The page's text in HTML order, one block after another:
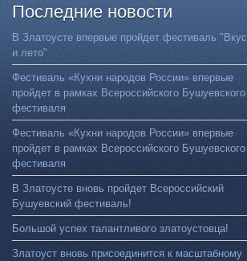
Последние новости
В Златоусте впервые пройдет фестиваль "Вкус
и лето"
Фестиваль «Кухни народов России» впервые
пройдет в рамках Всероссийского Бушуевского
фестиваля
Фестиваль «Кухни народов России» впервые
пройдет в рамках Всероссийского Бушуевского
фестиваля
В Златоусте вновь пройдет Всероссийский
Бушуевский фестиваль!
Большой успех талантливого златоустовца!
Златоуст вновь присоединится к масштабному